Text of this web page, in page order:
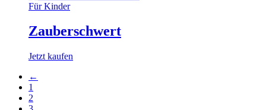
Für Kinder
Zauberschwert
Jetzt kaufen
←
1
2